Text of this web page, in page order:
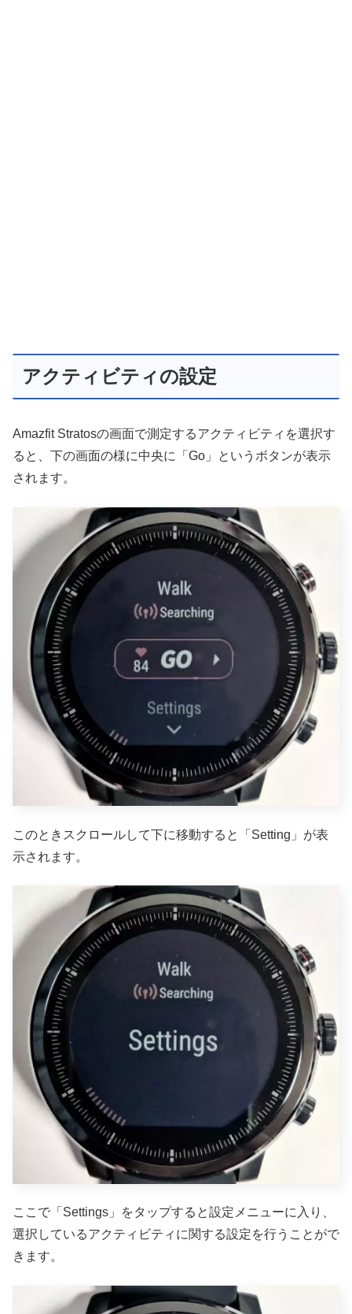
アクティビティの設定
Amazfit Stratosの画面で測定するアクティビティを選択す
ると、下の画面の様に中央に「Go」というボタンが表示
されます。
このときスクロールして下に移動すると「Setting」が表
示されます。
ここで「Settings」をタップすると設定メニューに入り、
選択しているアクティビティに関する設定を行うことがで
きます。